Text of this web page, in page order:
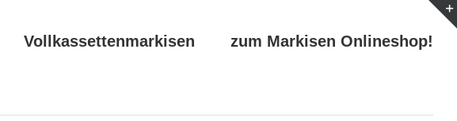
Vollkassettenmarkisen zum Markisen Onlineshop!